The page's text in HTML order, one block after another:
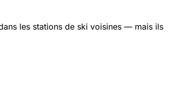
les stations de ski voisines — mais ils